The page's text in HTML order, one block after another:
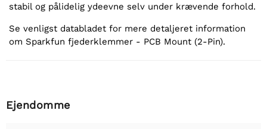
stabil og pålidelig ydeevne selv under krævende forhold.
Se venligst databladet for mere detaljeret information
om Sparkfun fjederklemmer - PCB Mount (2-Pin).
Ejendomme